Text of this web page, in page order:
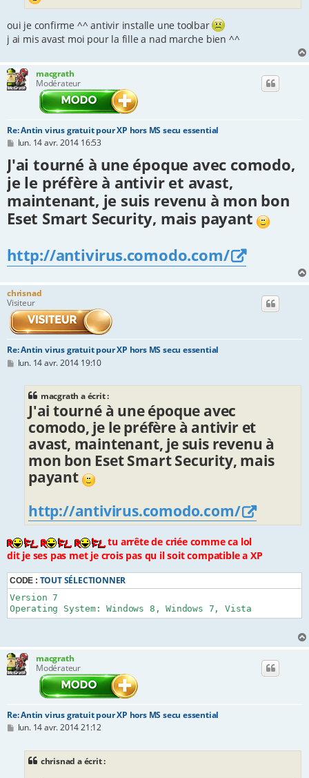
oui je confirme ^^ antivir installe une toolbar
j ai mis avast moi pour la fille a nad marche bien ^^
macgrath
Modérateur
Re: Antin virus gratuit pour XP hors MS secu essential
M
s
s
a
g
e
lun. 14 avr. 2014 16:53
J'ai tourné à une époque avec comodo,
je le préfère à antivir et avast,
maintenant, je suis revenu à mon bon
Eset Smart Security, mais payant
http://antivirus.comodo.com/
chrisnad
Visiteur
Re: Antin virus gratuit pour XP hors MS secu essential
M
lun. 14 avr. 2014 19:10
macgrath a écrit :
J'ai tourné à une époque avec
comodo, je le préfère à antivir et
avast, maintenant, je suis revenu à
mon bon Eset Smart Security, mais
payant
http://antivirus.comodo.com/
tu arrête de criée comme ca lol
dit je ses pas met je crois pas qu il soit compatible a XP
CODE : TOUT SÉLECTIONNER
Version 7
Operating System: Windows 8, Windows 7, Vista
macgrath
Modérateur
Re: Antin virus gratuit pour XP hors MS secu essential
M
lun. 14 avr. 2014 21:12
chrisnad a écrit :